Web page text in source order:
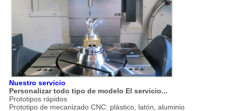
Nuestro servicio
Personalizar todo tipo de modelo El servicio...
Prototipos rápidos
Prototipo de mecanizado CNC: plástico, latón, aluminio